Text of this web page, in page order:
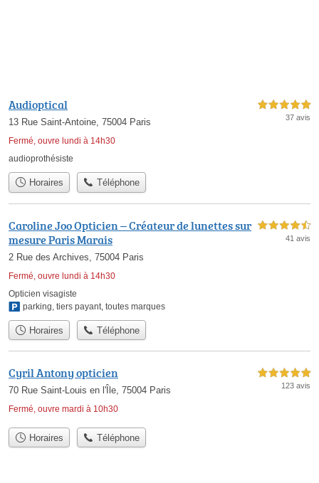
Audioptical
13 Rue Saint-Antoine, 75004 Paris
Fermé, ouvre lundi à 14h30
5,0 étoiles sur 5
37 avis
audioprothésiste
Horaires Téléphone
Caroline Joo Opticien – Créateur de lunettes sur
mesure Paris Marais
2 Rue des Archives, 75004 Paris
Fermé, ouvre lundi à 14h30
4,5 étoiles sur 5
41 avis
Opticien visagiste
parking tiers payant toutes marques
Horaires Téléphone
Cyril Antony opticien
70 Rue Saint-Louis en l'Île, 75004 Paris
Fermé, ouvre mardi à 10h30
5,0 étoiles sur 5
123 avis
Horaires Téléphone